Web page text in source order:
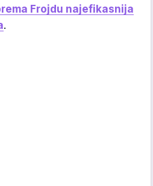
Frojdu najefikasnija
.